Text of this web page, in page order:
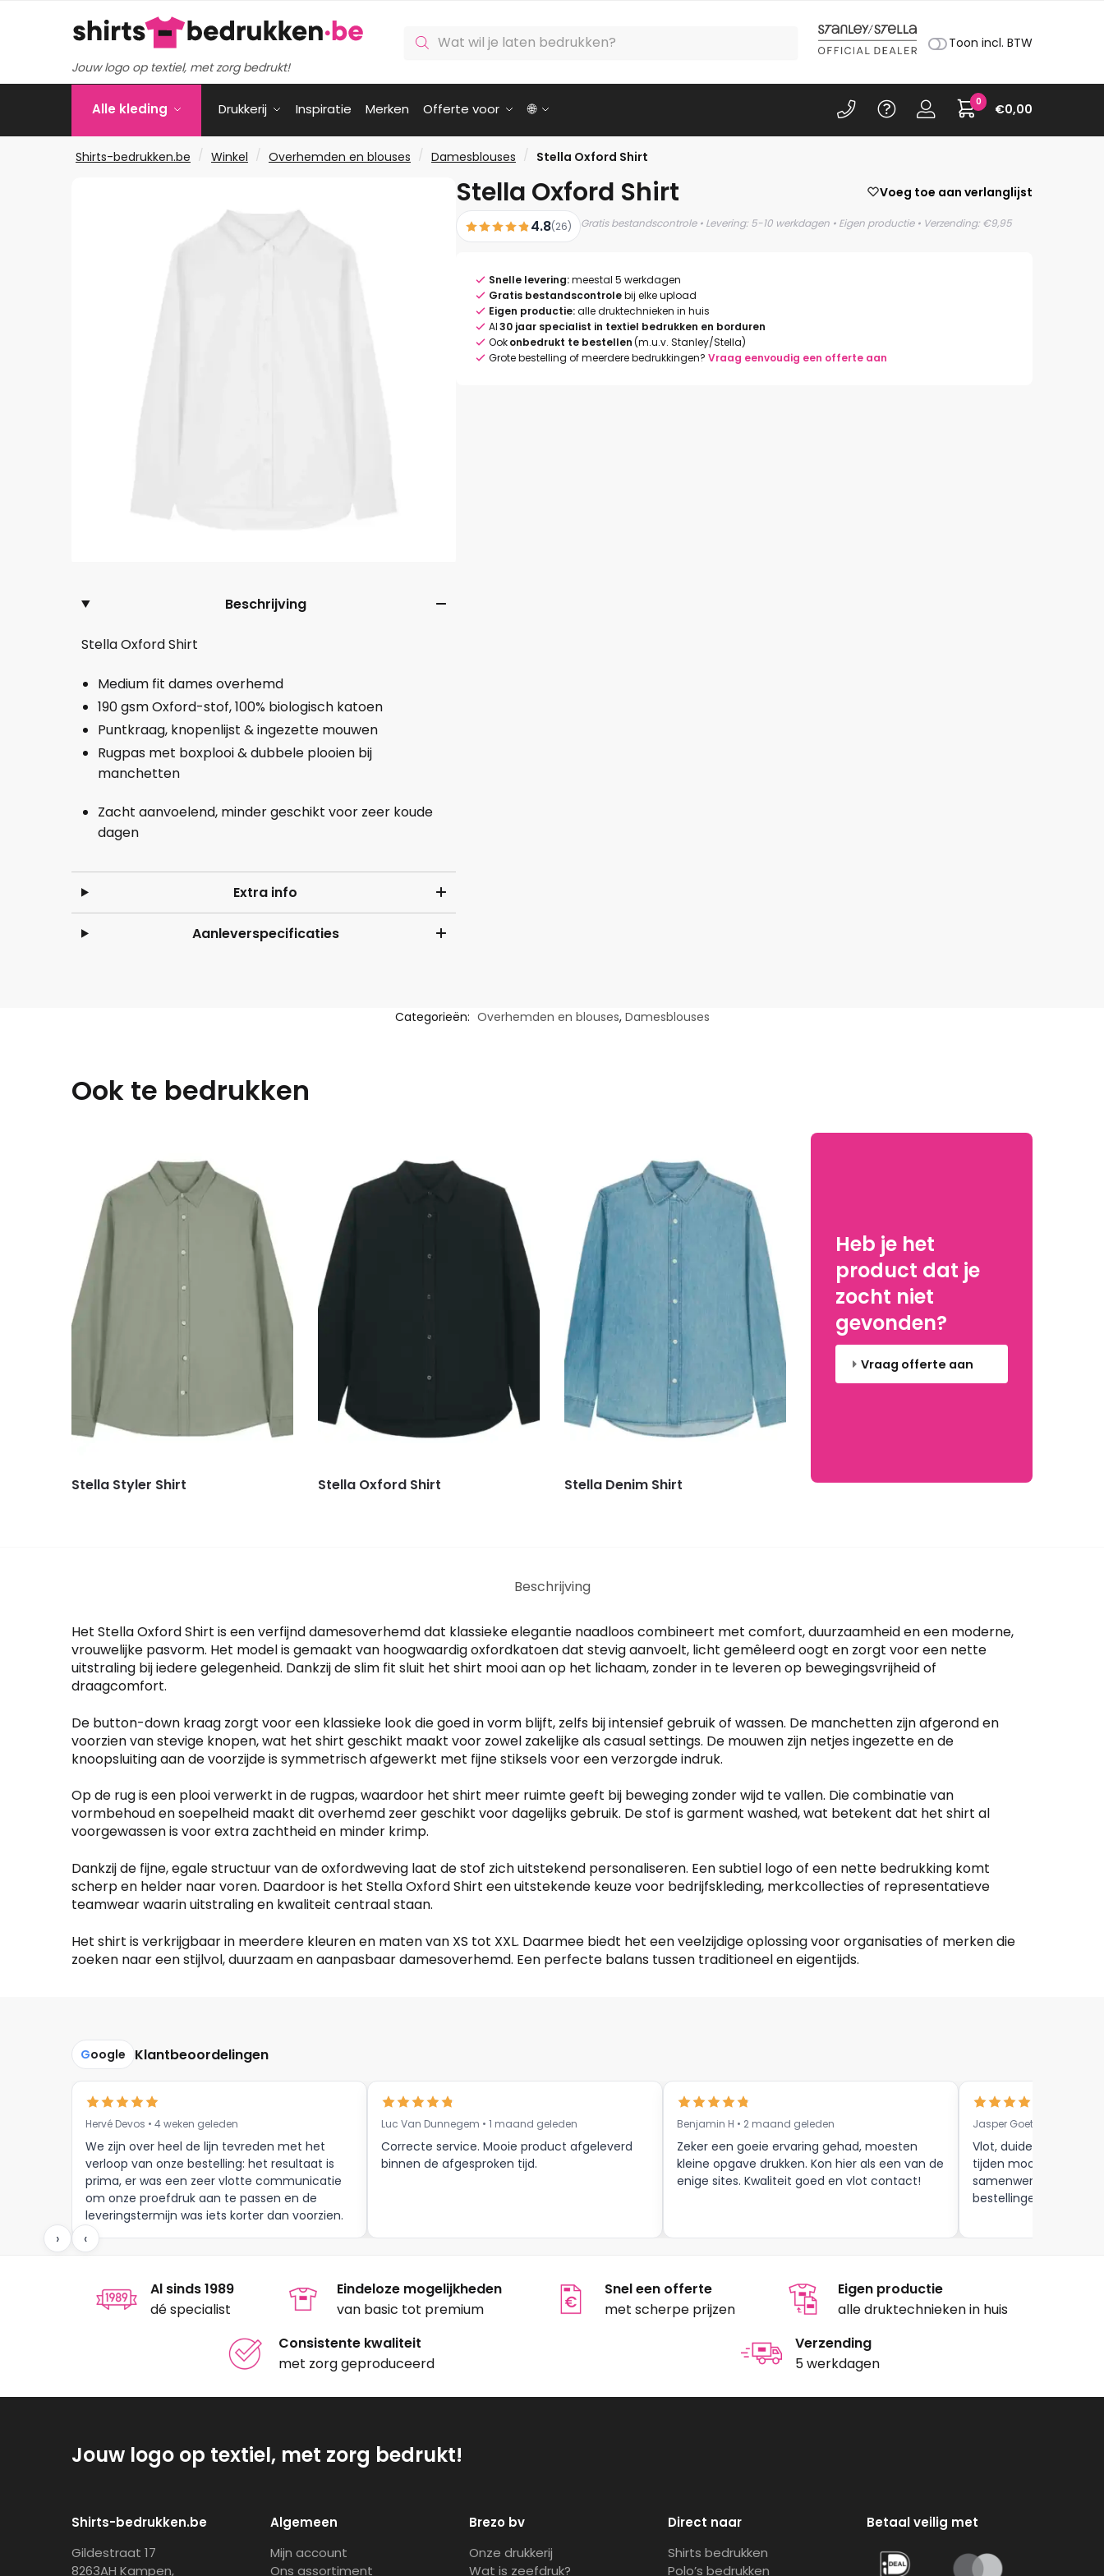
Jouw logo op textiel, met zorg bedrukt!
zoeken Toon incl. BTW
Alle kleding Drukkerij Inspiratie Merken Offerte voor 🌐 €0,00
0
Shirts-bedrukken.be / Winkel / Overhemden en blouses / Damesblouses / Stella Oxford Shirt
Beschrijving
Stella Oxford Shirt
Medium fit dames overhemd
190 gsm Oxford-stof, 100% biologisch katoen
Puntkraag, knopenlijst & ingezette mouwen
Rugpas met boxplooi & dubbele plooien bij
manchetten
Zacht aanvoelend, minder geschikt voor zeer koude
dagen
Extra info
Aanleverspecificaties
Stella Oxford Shirt Voeg toe aan verlanglijst
4.8(26) Gratis bestandscontrole • Levering: 5-10 werkdagen • Eigen productie • Verzending: €9,95
Snelle levering:meestal 5 werkdagen
Gratis bestandscontrolebij elke upload
Eigen productie:alle druktechnieken in huis
Al30 jaar specialist in textiel bedrukken en borduren
Ookonbedrukt te bestellen(m.u.v. Stanley/Stella)
Grote bestelling of meerdere bedrukkingen? Vraag eenvoudig een offerte aan
Categorieën: Overhemden en blouses, Damesblouses
Ook te bedrukken
Stella Styler Shirt Stella Oxford Shirt Stella Denim Shirt
Heb je het
product dat je
zocht niet
gevonden?
Vraag offerte aan
Beschrijving
Het Stella Oxford Shirt is een verfijnd damesoverhemd dat klassieke elegantie naadloos combineert met comfort, duurzaamheid en een moderne,
vrouwelijke pasvorm. Het model is gemaakt van hoogwaardig oxfordkatoen dat stevig aanvoelt, licht gemêleerd oogt en zorgt voor een nette
uitstraling bij iedere gelegenheid. Dankzij de slim fit sluit het shirt mooi aan op het lichaam, zonder in te leveren op bewegingsvrijheid of
draagcomfort.
De button-down kraag zorgt voor een klassieke look die goed in vorm blijft, zelfs bij intensief gebruik of wassen. De manchetten zijn afgerond en
voorzien van stevige knopen, wat het shirt geschikt maakt voor zowel zakelijke als casual settings. De mouwen zijn netjes ingezette en de
knoopsluiting aan de voorzijde is symmetrisch afgewerkt met fijne stiksels voor een verzorgde indruk.
Op de rug is een plooi verwerkt in de rugpas, waardoor het shirt meer ruimte geeft bij beweging zonder wijd te vallen. Die combinatie van
vormbehoud en soepelheid maakt dit overhemd zeer geschikt voor dagelijks gebruik. De stof is garment washed, wat betekent dat het shirt al
voorgewassen is voor extra zachtheid en minder krimp.
Dankzij de fijne, egale structuur van de oxfordweving laat de stof zich uitstekend personaliseren. Een subtiel logo of een nette bedrukking komt
scherp en helder naar voren. Daardoor is het Stella Oxford Shirt een uitstekende keuze voor bedrijfskleding, merkcollecties of representatieve
teamwear waarin uitstraling en kwaliteit centraal staan.
Het shirt is verkrijgbaar in meerdere kleuren en maten van XS tot XXL. Daarmee biedt het een veelzijdige oplossing voor organisaties of merken die
zoeken naar een stijlvol, duurzaam en aanpasbaar damesoverhemd. Een perfecte balans tussen traditioneel en eigentijds.
Google Klantbeoordelingen
Hervé Devos • 4 weken geleden
We zijn over heel de lijn tevreden met het
verloop van onze bestelling: het resultaat is
prima, er was een zeer vlotte communicatie
om onze proefdruk aan te passen en de
leveringstermijn was iets korter dan voorzien.
Meer moet dat niet zijn.
Luc Van Dunnegem • 1 maand geleden
Correcte service. Mooie product afgeleverd
binnen de afgesproken tijd.
Benjamin H • 2 maand geleden
Zeker een goeie ervaring gehad, moesten
kleine opgave drukken. Kon hier als een van de
enige sites. Kwaliteit goed en vlot contact!
Jasper Goethals • 9
Vlot, duidelijke
tijden mooie
samenwerking tot
bestellingen , zijn
‹
›
Al sinds 1989
dé specialist
Eindeloze mogelijkheden
van basic tot premium
Snel een offerte
met scherpe prijzen
Eigen productie
alle druktechnieken in huis
Consistente kwaliteit
met zorg geproduceerd
Verzending
5 werkdagen
Jouw logo op textiel, met zorg bedrukt!
Shirts-bedrukken.be
Gildestraat 17
8263AH Kampen,
Algemeen
Mijn account
Ons assortiment
Brezo bv
Onze drukkerij
Wat is zeefdruk?
Direct naar
Shirts bedrukken
Polo’s bedrukken
Betaal veilig met